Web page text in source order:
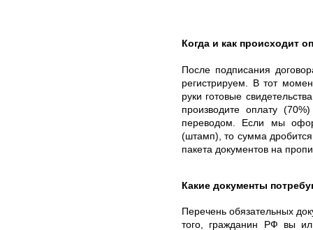
Когда и как происходит
После подписания
регистрируем. В тот
руки готовые
производите оплату
переводом. Если мы
(штамп), то сумма
пакета документов на
Какие документы
Перечень обязательных
того, гражданин РФ вы